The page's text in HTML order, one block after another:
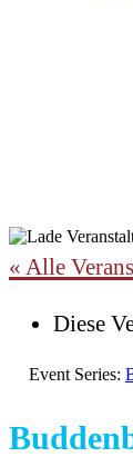
« Alle
Diese
Event Series: